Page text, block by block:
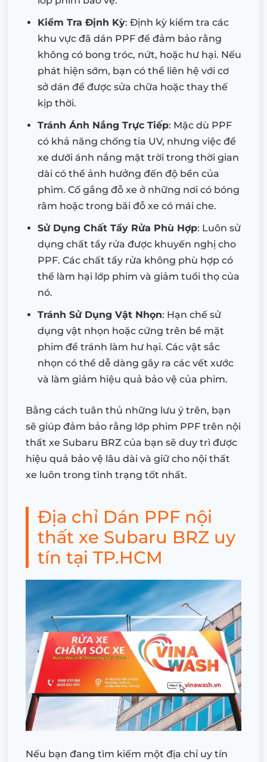
Kiểm Tra Định Kỳ: Định kỳ kiểm tra các
khu vực đã dán PPF để đảm bảo rằng
không có bong tróc, nứt, hoặc hư hại. Nếu
phát hiện sớm, bạn có thể liên hệ với cơ
sở dán để được sửa chữa hoặc thay thế
kịp thời.
Tránh Ánh Nắng Trực Tiếp: Mặc dù PPF
có khả năng chống tia UV, nhưng việc để
xe dưới ánh nắng mặt trời trong thời gian
dài có thể ảnh hưởng đến độ bền của
phim. Cố gắng đỗ xe ở những nơi có bóng
râm hoặc trong bãi đỗ xe có mái che.
Sử Dụng Chất Tẩy Rửa Phù Hợp: Luôn sử
dụng chất tẩy rửa được khuyến nghị cho
PPF. Các chất tẩy rửa không phù hợp có
thể làm hại lớp phim và giảm tuổi thọ của
nó.
Tránh Sử Dụng Vật Nhọn: Hạn chế sử
dụng vật nhọn hoặc cứng trên bề mặt
phim để tránh làm hư hại. Các vật sắc
nhọn có thể dễ dàng gây ra các vết xước
và làm giảm hiệu quả bảo vệ của phim.
Bằng cách tuân thủ những lưu ý trên, bạn
sẽ giúp đảm bảo rằng lớp phim PPF trên nội
thất xe Subaru BRZ của bạn sẽ duy trì được
hiệu quả bảo vệ lâu dài và giữ cho nội thất
xe luôn trong tình trạng tốt nhất.
Địa chỉ Dán PPF nội
thất xe Subaru BRZ uy
tín tại TP.HCM
Nếu bạn đang tìm kiếm một địa chỉ uy tín